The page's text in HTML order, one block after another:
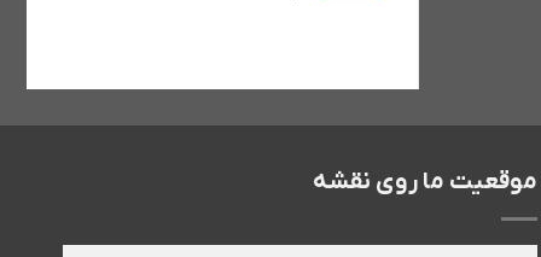
موقعیت ما روی نقشه